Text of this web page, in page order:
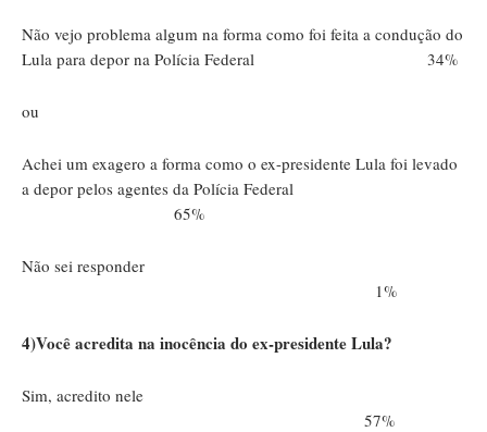
Não vejo problema algum na forma como foi feita a condução do
Lula para depor na Polícia Federal 34%
ou
Achei um exagero a forma como o ex-presidente Lula foi levado
a depor pelos agentes da Polícia Federal
65%
Não sei responder
1%
4)Você acredita na inocência do ex-presidente Lula?
Sim, acredito nele
57%